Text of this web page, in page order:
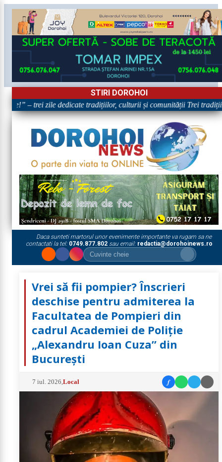
STIRI DOROHOI
– trei zile dedicate tradițiilor, culturii și comunității Trei tradiții.
Daca sunteti martorul unor evenimente importante va rugam sa ne
contactati la tel: 0749.877.802sau email: redactia@dorohoinews.ro
Vrei să fii pompier? Înscrieri
deschise pentru admiterea la
Facultatea de Pompieri din
cadrul Academiei de Poliție
„Alexandru Ioan Cuza” din
București
7 iul. 2026 ,Local f